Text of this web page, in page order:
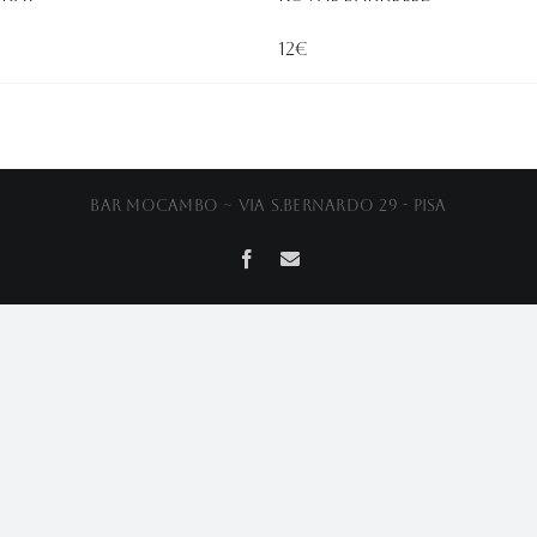
12€
Bar Mocambo ~ Via S.Bernardo 29 - Pisa
Facebook
Email